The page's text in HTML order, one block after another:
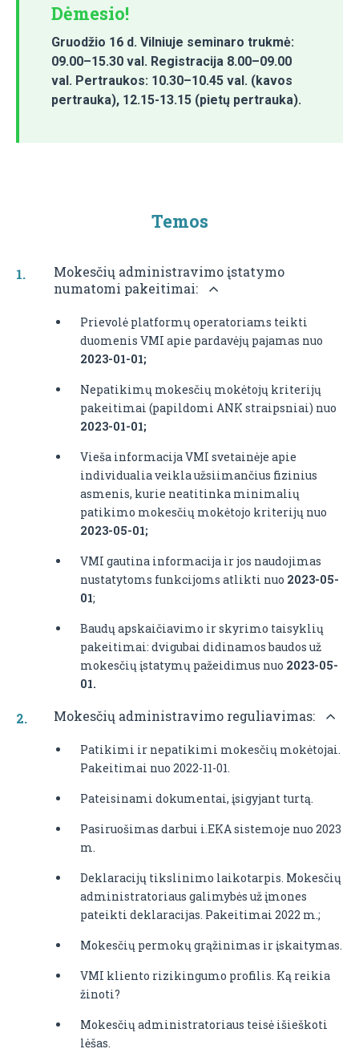
Dėmesio!
Gruodžio 16 d. Vilniuje seminaro trukmė:
09.00–15.30 val. Registracija 8.00–09.00
val. Pertraukos: 10.30–10.45 val. (kavos
pertrauka), 12.15-13.15 (pietų pertrauka).
Temos
Mokesčių administravimo įstatymo
numatomi pakeitimai:
Prievolė platformų operatoriams teikti
duomenis VMI apie pardavėjų pajamas nuo
2023-01-01;
Nepatikimų mokesčių mokėtojų kriterijų
pakeitimai (papildomi ANK straipsniai) nuo
2023-01-01;
Vieša informacija VMI svetainėje apie
individualia veikla užsiimančius fizinius
asmenis, kurie neatitinka minimalių
patikimo mokesčių mokėtojo kriterijų nuo
2023-05-01;
VMI gautina informacija ir jos naudojimas
nustatytoms funkcijoms atlikti nuo 2023-05-
01;
Baudų apskaičiavimo ir skyrimo taisyklių
pakeitimai: dvigubai didinamos baudos už
mokesčių įstatymų pažeidimus nuo 2023-05-
01.
Mokesčių administravimo reguliavimas:
Patikimi ir nepatikimi mokesčių mokėtojai.
Pakeitimai nuo 2022-11-01.
Pateisinami dokumentai, įsigyjant turtą.
Pasiruošimas darbui i.EKA sistemoje nuo 2023
m.
Deklaracijų tikslinimo laikotarpis. Mokesčių
administratoriaus galimybės už įmones
pateikti deklaracijas. Pakeitimai 2022 m.;
Mokesčių permokų grąžinimas ir įskaitymas.
VMI kliento rizikingumo profilis. Ką reikia
žinoti?
Mokesčių administratoriaus teisė išieškoti
lėšas.